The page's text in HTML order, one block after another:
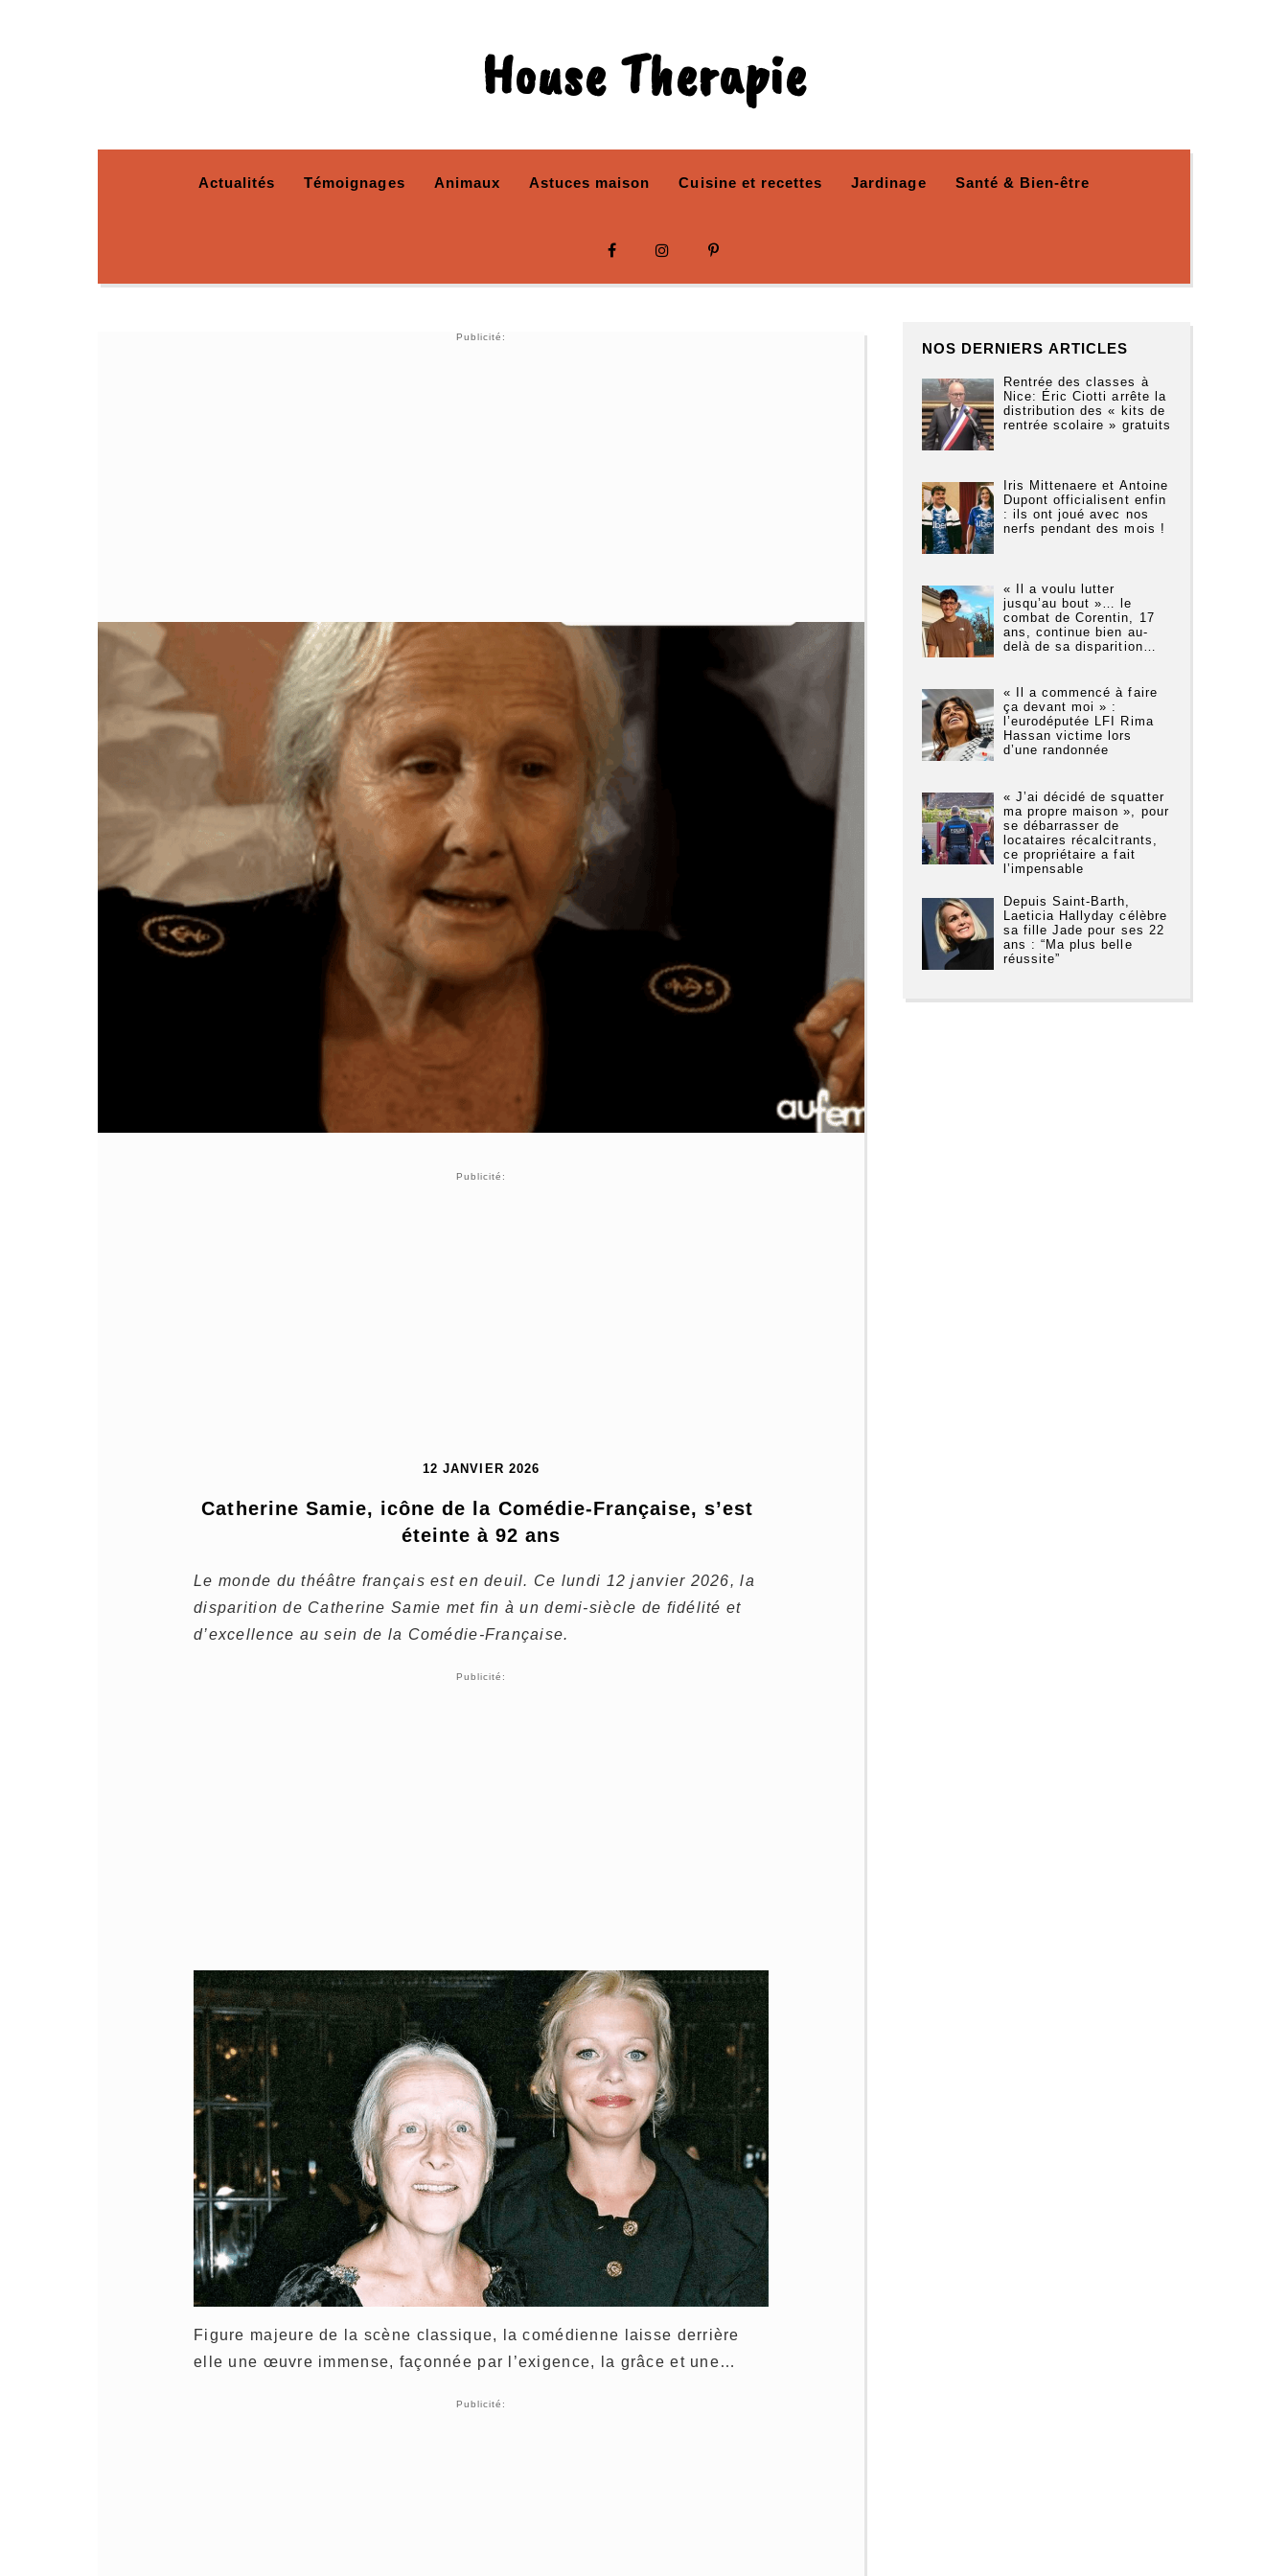
House Therapie
Actualités Témoignages Animaux Astuces maison Cuisine et recettes Jardinage Santé & Bien-être
Publicité:
Publicité:
12 JANVIER 2026
Catherine Samie, icône de la Comédie-Française, s’est
éteinte à 92 ans
Le monde du théâtre français est en deuil. Ce lundi 12 janvier 2026, la
disparition de Catherine Samie met fin à un demi-siècle de fidélité et
d’excellence au sein de la Comédie-Française.
Publicité:
Figure majeure de la scène classique, la comédienne laisse derrière
elle une œuvre immense, façonnée par l’exigence, la grâce et une…
Publicité:
NOS DERNIERS ARTICLES
Rentrée des classes à
Nice: Éric Ciotti arrête la
distribution des « kits de
rentrée scolaire » gratuits
Iris Mittenaere et Antoine
Dupont officialisent enfin
: ils ont joué avec nos
nerfs pendant des mois !
« Il a voulu lutter
jusqu’au bout »… le
combat de Corentin, 17
ans, continue bien au-
delà de sa disparition…
« Il a commencé à faire
ça devant moi » :
l’eurodéputée LFI Rima
Hassan victime lors
d’une randonnée
« J’ai décidé de squatter
ma propre maison », pour
se débarrasser de
locataires récalcitrants,
ce propriétaire a fait
l’impensable
Depuis Saint-Barth,
Laeticia Hallyday célèbre
sa fille Jade pour ses 22
ans : “Ma plus belle
réussite”